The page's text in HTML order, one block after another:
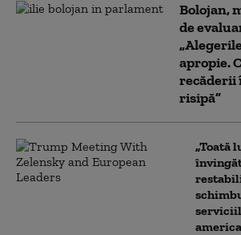
Bolojan,
de
apropie.
recăderii
risipă”
„Toată